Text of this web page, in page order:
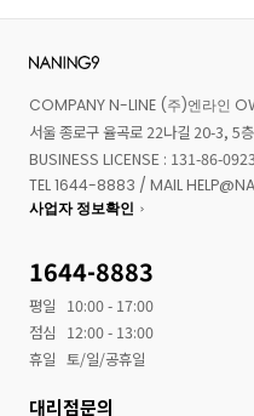
COMPANY N-LINE (주)엔라인
서울 종로구 율곡로 22나길 20-3, 5
BUSINESS LICENSE : 131-86-
TEL 1644-8883 / MAIL
사업자 정보확인
1644-8883
평일
10:00 - 17:00
점심
12:00 - 13:00
휴일 토/일/공휴일
대리점문의